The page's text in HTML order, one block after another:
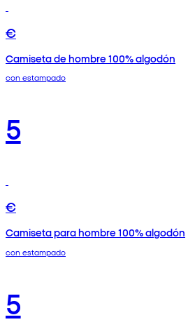
€
Camiseta de hombre 100% algodón
con estampado
5
€
Camiseta para hombre 100% algodón
con estampado
5